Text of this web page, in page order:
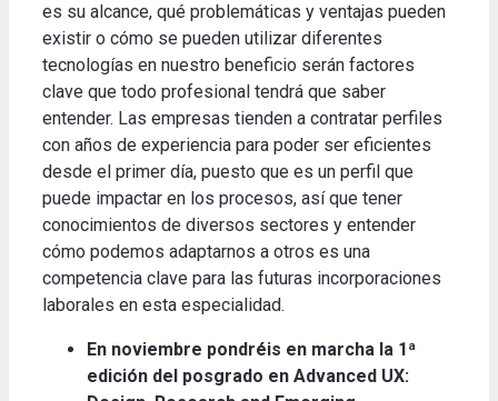
es su alcance, qué problemáticas y ventajas pueden
existir o cómo se pueden utilizar diferentes
tecnologías en nuestro beneficio serán factores
clave que todo profesional tendrá que saber
entender. Las empresas tienden a contratar perfiles
con años de experiencia para poder ser eficientes
desde el primer día, puesto que es un perfil que
puede impactar en los procesos, así que tener
conocimientos de diversos sectores y entender
cómo podemos adaptarnos a otros es una
competencia clave para las futuras incorporaciones
laborales en esta especialidad.
En noviembre pondréis en marcha la 1ª
edición del posgrado en Advanced UX: